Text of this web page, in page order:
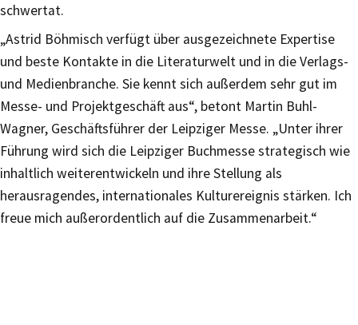
schwertat.
„Astrid Böhmisch verfügt über ausgezeichnete Expertise
und beste Kontakte in die Literaturwelt und in die Verlags-
und Medienbranche. Sie kennt sich außerdem sehr gut im
Messe- und Projektgeschäft aus“, betont Martin Buhl-
Wagner, Geschäftsführer der Leipziger Messe. „Unter ihrer
Führung wird sich die Leipziger Buchmesse strategisch wie
inhaltlich weiterentwickeln und ihre Stellung als
herausragendes, internationales Kulturereignis stärken. Ich
freue mich außerordentlich auf die Zusammenarbeit.“